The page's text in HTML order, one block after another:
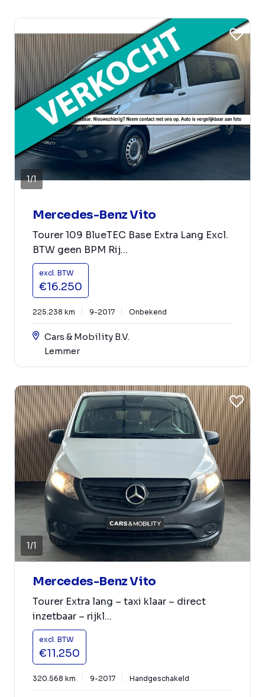
1/1
Mercedes-Benz Vito
Tourer 109 BlueTEC Base Extra Lang Excl.
BTW geen BPM Rij...
excl. BTW
€16.250
225.238 km 9-2017 Onbekend
Cars & Mobility B.V.
Lemmer
1/1
Mercedes-Benz Vito
Tourer Extra lang – taxi klaar – direct
inzetbaar – rijkl...
excl. BTW
€11.250
320.568 km 9-2017 Handgeschakeld